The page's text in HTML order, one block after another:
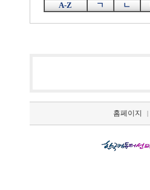
A-Z ㄱ ㄴ
홈페이지 |